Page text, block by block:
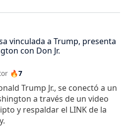
vinculada a Trump, presenta
con Don Jr.
🔥7
Trump Jr., se conectó a un
a través de un video
y respaldar el LINK de la